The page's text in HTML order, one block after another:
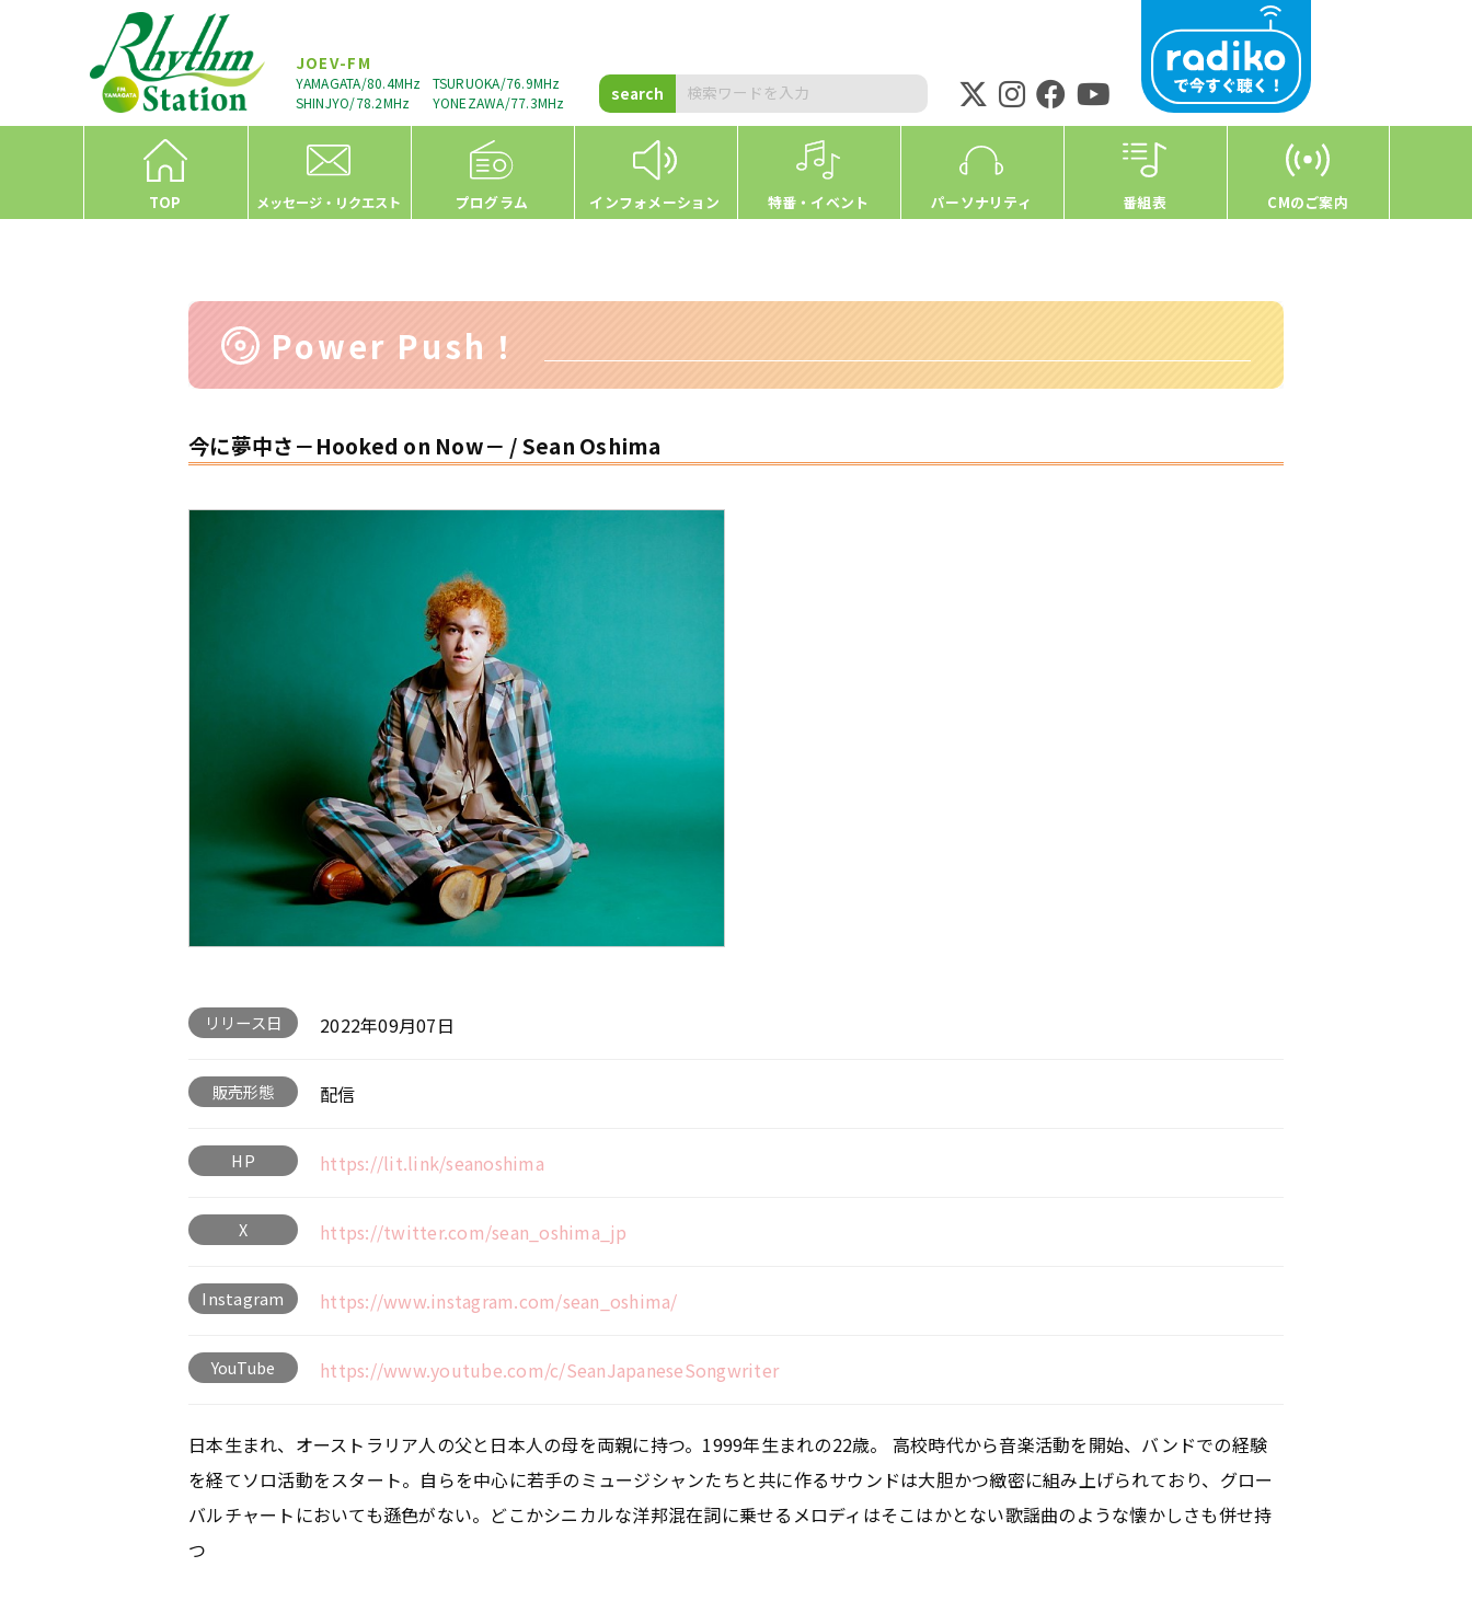
JOEV-FM
YAMAGATA/80.4MHz
TSURUOKA/76.9MHz
SHINJYO/78.2MHz
YONEZAWA/77.3MHz search
TOP メッセージ・リクエスト プログラム インフォメーション 特番・イベント パーソナリティ 番組表 CMのご案内
Power Push！
今に夢中さ－Hooked on Now－ / Sean Oshima
リリース日 2022年09月07日
販売形態 配信
HP https://lit.link/seanoshima
X https://twitter.com/sean_oshima_jp
Instagram https://www.instagram.com/sean_oshima/
YouTube https://www.youtube.com/c/SeanJapaneseSongwriter
⽇本⽣まれ、オーストラリア⼈の⽗と⽇本⼈の⺟を両親に持つ。1999年⽣まれの22歳。 ⾼校時代から⾳楽活動を開始、バンドでの経験
を経てソロ活動をスタート。⾃らを中⼼に若⼿のミュージシャンたちと共に作るサウンドは⼤胆かつ緻密に組み上げられており、グロー
バルチャートにおいても遜⾊がない。どこかシニカルな洋邦混在詞に乗せるメロディはそこはかとない歌謡曲のような懐かしさも併せ持
つ